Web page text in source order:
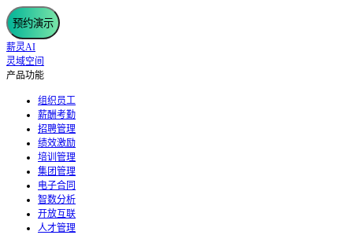
预约演示
薪灵AI
灵域空间
产品功能
组织员工
薪酬考勤
招聘管理
绩效激励
培训管理
集团管理
电子合同
智数分析
开放互联
人才管理